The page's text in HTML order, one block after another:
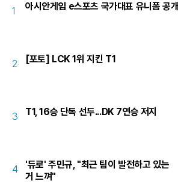
1 아시안게임 e스포츠 국가대표 유니폼 공개
2 [포토] LCK 1위 지킨 T1
3 T1, 16승 단독 선두...DK 7연승 저지
4
'듀로' 주민규, "최근 팀이 발전하고 있는
거 느껴"